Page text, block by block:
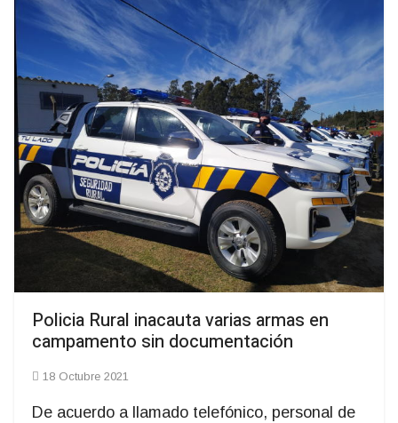
Policia Rural inacauta varias armas en
campamento sin documentación
18 Octubre 2021
De acuerdo a llamado telefónico, personal de